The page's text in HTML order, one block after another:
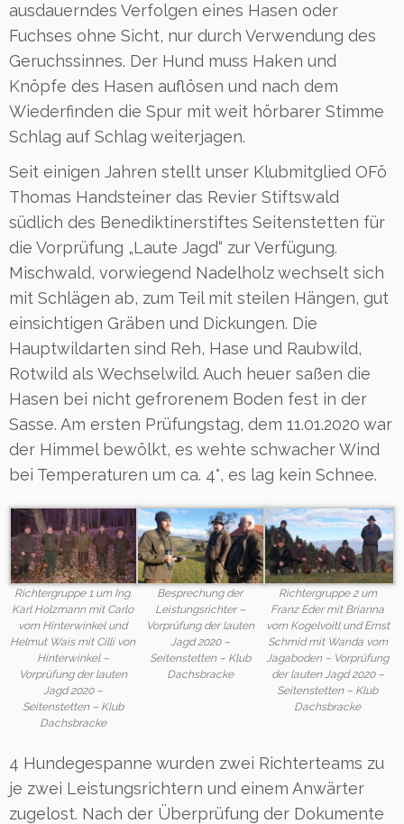
ausdauerndes Verfolgen eines Hasen oder
Fuchses ohne Sicht, nur durch Verwendung des
Geruchssinnes. Der Hund muss Haken und
Knöpfe des Hasen auflösen und nach dem
Wiederfinden die Spur mit weit hörbarer Stimme
Schlag auf Schlag weiterjagen.
Seit einigen Jahren stellt unser Klubmitglied OFö
Thomas Handsteiner das Revier Stiftswald
südlich des Benediktinerstiftes Seitenstetten für
die Vorprüfung „Laute Jagd“ zur Verfügung.
Mischwald, vorwiegend Nadelholz wechselt sich
mit Schlägen ab, zum Teil mit steilen Hängen, gut
einsichtigen Gräben und Dickungen. Die
Hauptwildarten sind Reh, Hase und Raubwild,
Rotwild als Wechselwild. Auch heuer saßen die
Hasen bei nicht gefrorenem Boden fest in der
Sasse. Am ersten Prüfungstag, dem 11.01.2020 war
der Himmel bewölkt, es wehte schwacher Wind
bei Temperaturen um ca. 4°, es lag kein Schnee.
Richtergruppe 1 um Ing.
Karl Holzmann mit Carlo
vom Hinterwinkel und
Helmut Wais mit Cilli von
Hinterwinkel –
Vorprüfung der lauten
Jagd 2020 –
Seitenstetten – Klub
Dachsbracke
Besprechung der
Leistungsrichter –
Vorprüfung der lauten
Jagd 2020 –
Seitenstetten – Klub
Dachsbracke
Richtergruppe 2 um
Franz Eder mit Brianna
vom Kogelvoitl und Ernst
Schmid mit Wanda vom
Jagaboden – Vorprüfung
der lauten Jagd 2020 –
Seitenstetten – Klub
Dachsbracke
4 Hundegespanne wurden zwei Richterteams zu
je zwei Leistungsrichtern und einem Anwärter
zugelost. Nach der Überprüfung der Dokumente